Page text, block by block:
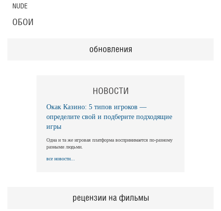
NUDE
ОБОИ
обновления
НОВОСТИ
Окак Казино: 5 типов игроков —
определите свой и подберите подходящие
игры
Одна и та же игровая платформа воспринимается по-разному
разными людьми.
все новости...
рецензии на фильмы